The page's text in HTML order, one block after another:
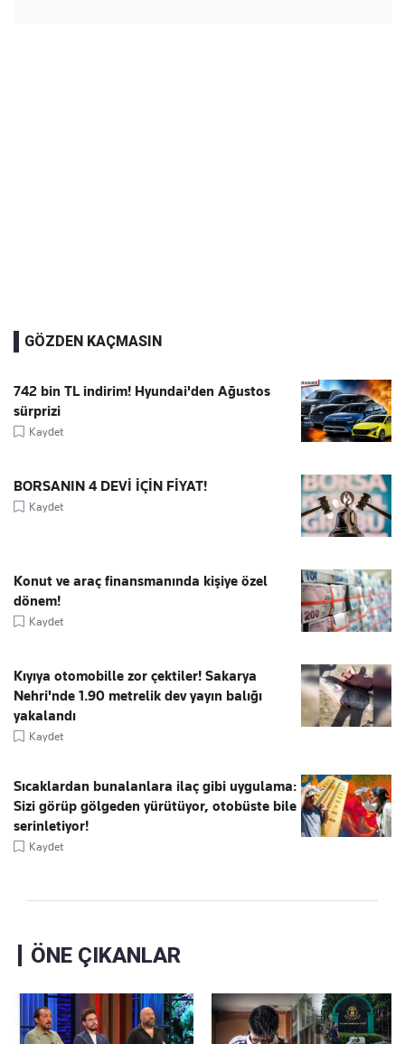
GÖZDEN KAÇMASIN
742 bin TL indirim! Hyundai'den Ağustos
sürprizi
Kaydet
BORSANIN 4 DEVİ İÇİN FİYAT!
Kaydet
Konut ve araç finansmanında kişiye özel
dönem!
Kaydet
Kıyıya otomobille zor çektiler! Sakarya
Nehri'nde 1.90 metrelik dev yayın balığı
yakalandı
Kaydet
Sıcaklardan bunalanlara ilaç gibi uygulama:
Sizi görüp gölgeden yürütüyor, otobüste bile
serinletiyor!
Kaydet
ÖNE ÇIKANLAR